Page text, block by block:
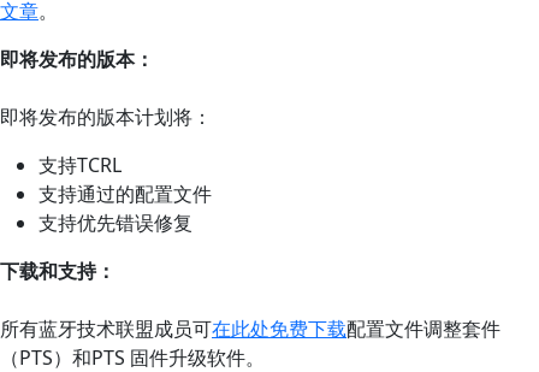
文章。
即将发布的版本：
即将发布的版本计划将：
支持TCRL
支持通过的配置文件
支持优先错误修复
下载和支持：
所有蓝牙技术联盟成员可在此处免费下载配置文件调整套件
（PTS）和PTS 固件升级软件。